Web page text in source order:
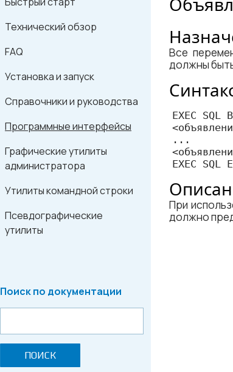
Технический обзор
FAQ
Установка и запуск
Справочники и руководства
Программные интерфейсы
Графические утилиты
администратора
Утилиты командной строки
Псевдографические
утилиты
Поиск по документации
ПОИСК
Все
должны
EXEC SQL
...
EXEC SQL
При
должно